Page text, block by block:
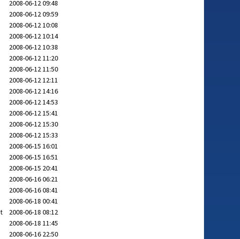
2008-06-12 09:48
2008-06-12 09:59
2008-06-12 10:08
2008-06-12 10:14
2008-06-12 10:38
2008-06-12 11:20
2008-06-12 11:50
2008-06-12 12:11
2008-06-12 14:16
2008-06-12 14:53
2008-06-12 15:41
2008-06-12 15:30
2008-06-12 15:33
2008-06-15 16:01
2008-06-15 16:51
2008-06-15 20:41
2008-06-16 06:21
2008-06-16 08:41
2008-06-18 00:41
2008-06-18 08:12
2008-06-18 11:45
2008-06-16 22:50